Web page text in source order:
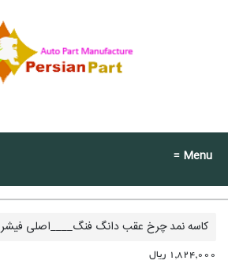
≡ Menu
کاسه نمد چرخ عقب دانگ فنگ____اصلی فیشر
1,824,000 ریال